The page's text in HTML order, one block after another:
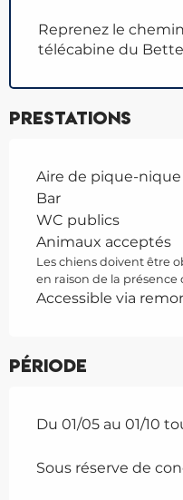
Reprenez le
télécabine du
Prestations
Aire de pique-nique
Bar
WC publics
Animaux acceptés
Les chiens doivent être
en raison de la présence
Accessible via
Période
Du 01/05 au 01/10
Sous réserve de